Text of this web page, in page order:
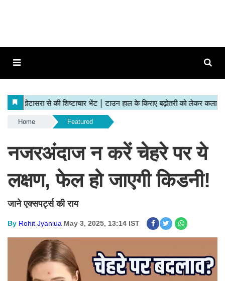
Home Featured
नजरअंदाज न करें चेहरे पर ये
लक्षण, फेल हो जाएगी किडनी!
जाने एक्सपर्ट्स की राय
By Rohit Jyaniua May 3, 2025, 13:14 IST